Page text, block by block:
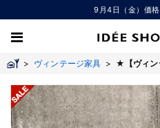
9月4日（金）価
> ヴィンテージ家具 > ★【ヴィン